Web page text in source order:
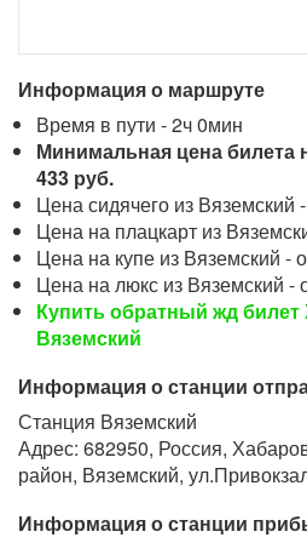
Информация о маршруте
Время в пути - 2ч 0мин
Минимальная цена билета
433 руб.
Цена сидячего из Вяземский
Цена на плацкарт из
Цена на купе из Вяземский -
Цена на люкс из Вяземский -
Купить обратный жд билет
Вяземский
Информация о станции
Станция Вяземский
Адрес: 682950, Россия,
район, Вяземский,
Информация о станции